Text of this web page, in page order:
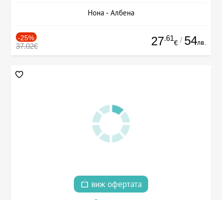
Нона - Албена
-25%
37.02€ 27.61
€ / 54лв.
виж офертата